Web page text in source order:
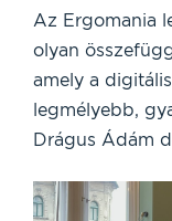
Az Ergomania
olyan
amely a
legmélyebb,
Drágus Ádám